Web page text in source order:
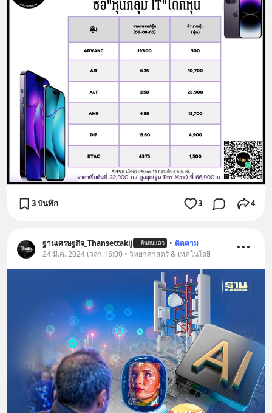
3 บันทึก 3 4
ฐานเศรษฐกิจ_Thansettakij ยืนยันแล้ว • ติดตาม
24 มี.ค. 2024 เวลา 16:00 • วิทยาศาสตร์ & เทคโนโลยี